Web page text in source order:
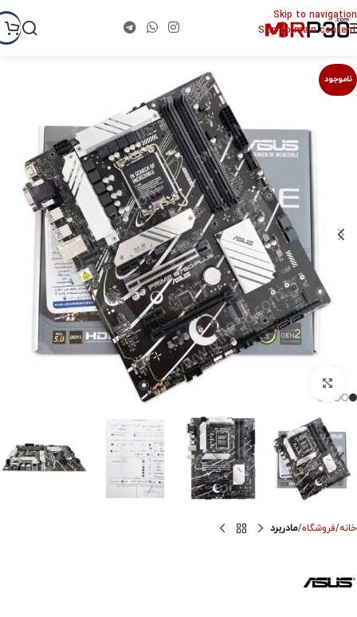
Skip to navigation
Skip to main content
ناموجود
خانه فروشگاه مادربرد